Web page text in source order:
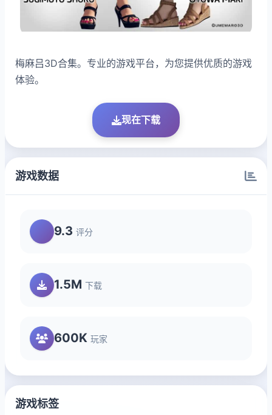
梅麻吕3D合集。专业的游戏平台，为您提供优质的游戏
体验。
现在下载
游戏数据
9.3 评分
1.5M 下载
600K 玩家
游戏标签